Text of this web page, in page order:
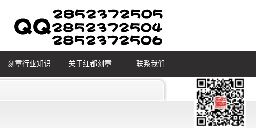
刻章行业知识 关于红都刻章 联系我们